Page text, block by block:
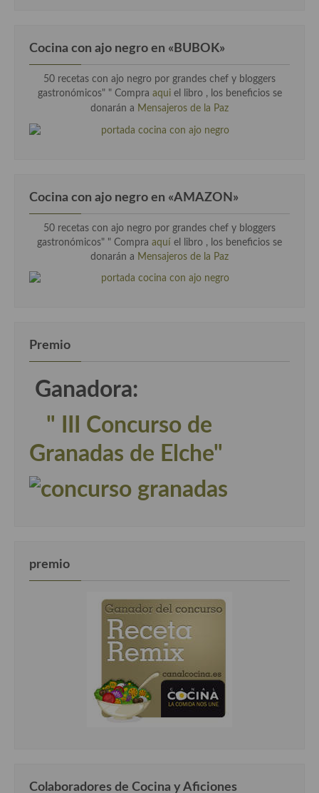
Cocina con ajo negro en «BUBOK»
50 recetas con ajo negro por grandes chef y bloggers
gastronómicos" " Compra aqui el libro , los beneficios se
donarán a Mensajeros de la Paz
Cocina con ajo negro en «AMAZON»
50 recetas con ajo negro por grandes chef y bloggers
gastronómicos" " Compra aquí el libro , los beneficios se
donarán a Mensajeros de la Paz
Premio
Ganadora:
" III Concurso de
Granadas de Elche"
premio
Colaboradores de Cocina y Aficiones